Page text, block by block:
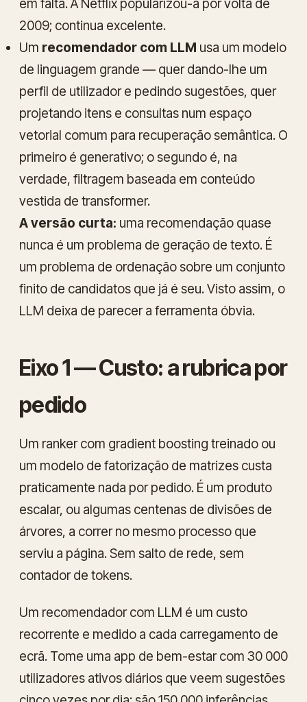
em falta. A Netflix popularizou-a por volta de
2009; continua excelente.
Um recomendador com LLM usa um modelo
de linguagem grande — quer dando-lhe um
perfil de utilizador e pedindo sugestões, quer
projetando itens e consultas num espaço
vetorial comum para recuperação semântica. O
primeiro é generativo; o segundo é, na
verdade, filtragem baseada em conteúdo
vestida de transformer.
A versão curta: uma recomendação quase
nunca é um problema de geração de texto. É
um problema de ordenação sobre um conjunto
finito de candidatos que já é seu. Visto assim, o
LLM deixa de parecer a ferramenta óbvia.
Eixo 1 — Custo: a rubrica por
pedido
Um ranker com gradient boosting treinado ou
um modelo de fatorização de matrizes custa
praticamente nada por pedido. É um produto
escalar, ou algumas centenas de divisões de
árvores, a correr no mesmo processo que
serviu a página. Sem salto de rede, sem
contador de tokens.
Um recomendador com LLM é um custo
recorrente e medido a cada carregamento de
ecrã. Tome uma app de bem-estar com 30 000
utilizadores ativos diários que veem sugestões